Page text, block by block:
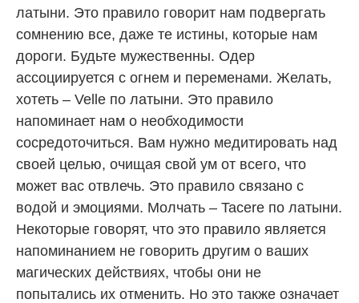
латыни. Это правило говорит нам подвергать
сомнению все, даже те истины, которые нам
дороги. Будьте мужественны. Одер
ассоциируется с огнем и переменами. Желать,
хотеть – Velle по латыни. Это правило
напоминает нам о необходимости
сосредоточиться. Вам нужно медитировать над
своей целью, очищая свой ум от всего, что
может вас отвлечь. Это правило связано с
водой и эмоциями. Молчать – Tacere по латыни.
Некоторые говорят, что это правило является
напоминанием не говорить другим о ваших
магических действиях, чтобы они не
попытались их отменить. Но это также означает